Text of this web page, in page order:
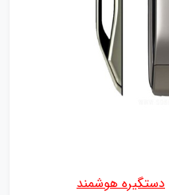
دستگیره هوشمند